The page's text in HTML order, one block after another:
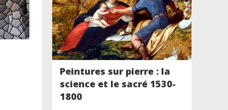
Peintures sur pierre : la
science et le sacré 1530-
1800